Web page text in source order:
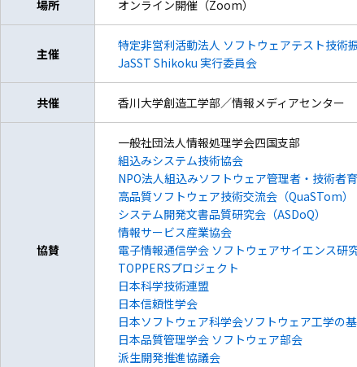
場所 オンライン開催（Zoom）
主催
特定非営利活動法人 ソフトウェアテスト技術
JaSST Shikoku 実行委員会
共催 香川大学創造工学部／情報メディアセンター
協賛
一般社団法人情報処理学会四国支部
組込みシステム技術協会
NPO法人組込みソフトウェア管理者・技術者育
高品質ソフトウェア技術交流会（QuaSTom）
システム開発文書品質研究会（ASDoQ）
情報サービス産業協会
電子情報通信学会 ソフトウェアサイエンス研
TOPPERSプロジェクト
日本科学技術連盟
日本信頼性学会
日本ソフトウェア科学会ソフトウェア工学の
日本品質管理学会 ソフトウェア部会
派生開発推進協議会